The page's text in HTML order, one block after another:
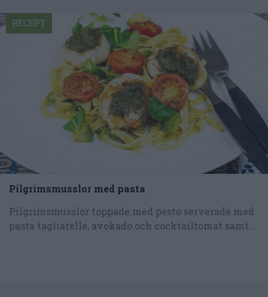
Pilgrimsmusslor med pasta
Pilgrimsmusslor toppade med pesto serverade med
pasta tagliatelle, avokado och cocktailtomat samt...
RECEPT